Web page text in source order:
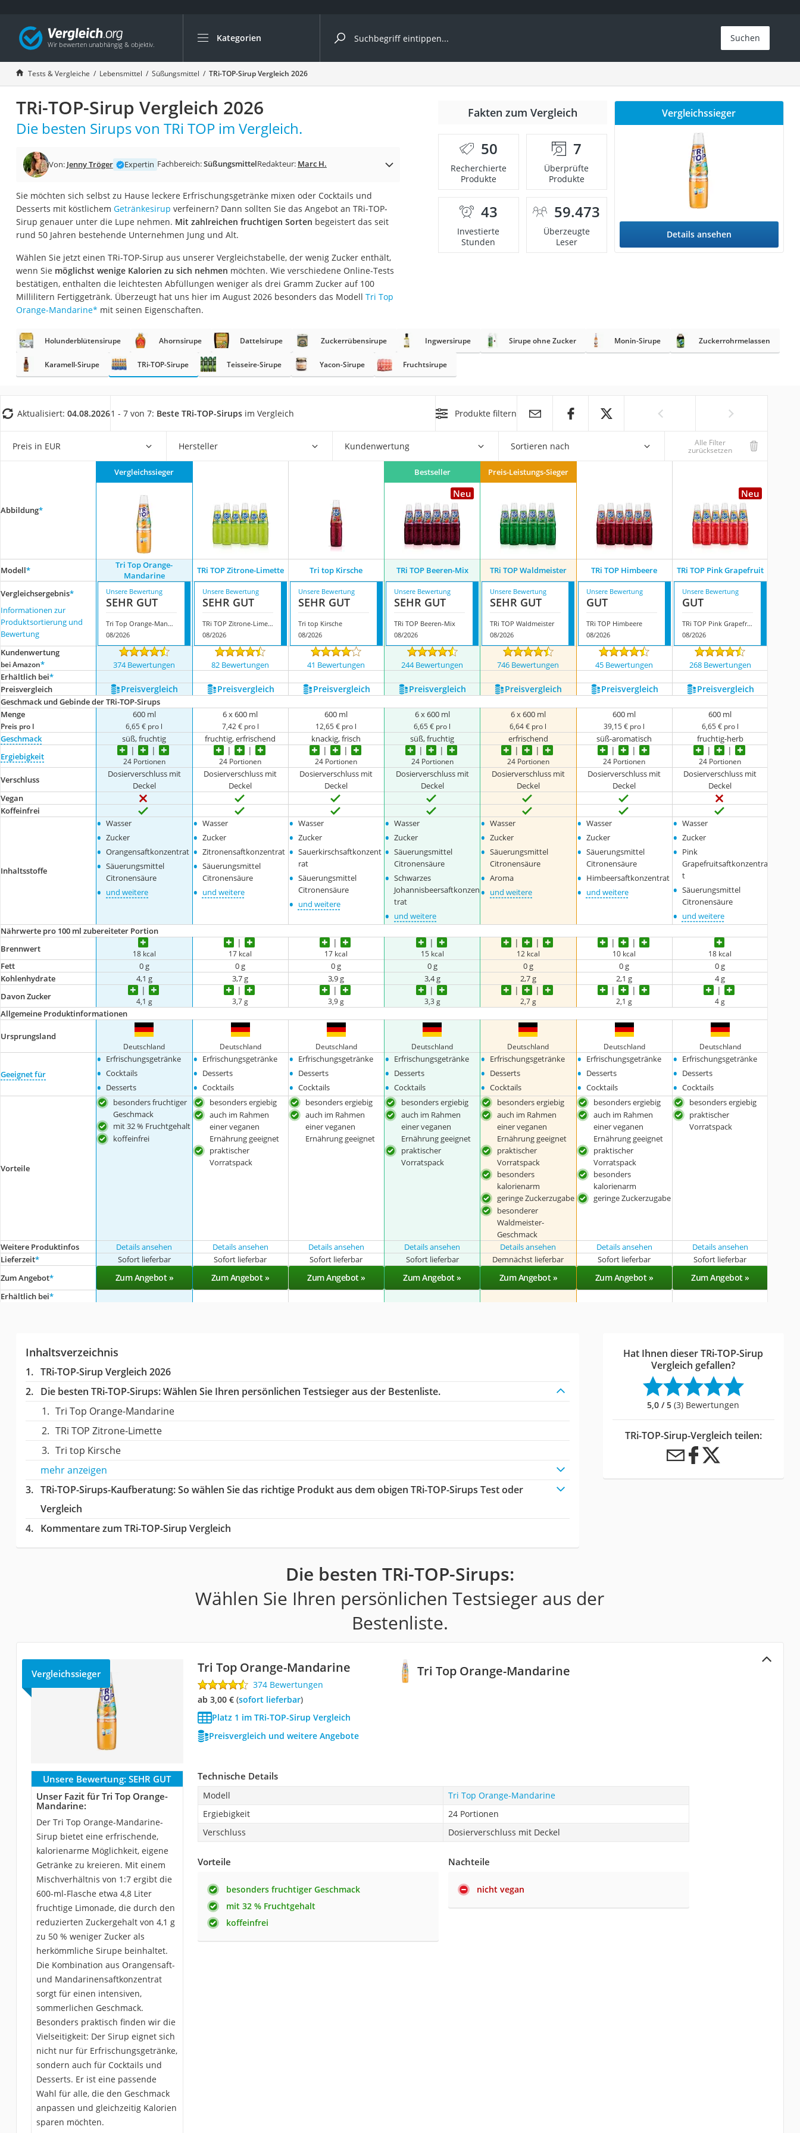
Kategorien
Die beliebtesten Vergleiche nach Kategorie
Lebensmittel
Schwarzkümmelöl
Knäckebrot
Schwarzkümmelöl-Kapseln
Eiklar
Balsamico-Essig
Schwarzkümmelöl bio
Sardinen
Honig
Gemüsebrühe
Eiskaffee-Pulver
Irischer Whiskey
Grapefruitkernextrakt
Matcha-Set
Sojasauce
Trüffelöl
Müsli ohne Zuckerzusatz
Service
Suchen
Tests & Vergleiche Lebensmittel Süßungsmittel TRi-TOP-Sirup Vergleich 2026
TRi-TOP-Sirup Vergleich 2026
Die besten Sirups von TRi TOP im Vergleich.
Von: Jenny Tröger Expertin Fachbereich:SüßungsmittelRedakteur: Marc H.
Sie möchten sich selbst zu Hause leckere Erfrischungsgetränke mixen oder Cocktails und
Desserts mit köstlichem Getränkesirup verfeinern? Dann sollten Sie das Angebot an TRi-TOP-
Sirup genauer unter die Lupe nehmen. Mit zahlreichen fruchtigen Sorten begeistert das seit
rund 50 Jahren bestehende Unternehmen Jung und Alt.
Wählen Sie jetzt einen TRi-TOP-Sirup aus unserer Vergleichstabelle, der wenig Zucker enthält,
wenn Sie möglichst wenige Kalorien zu sich nehmen möchten. Wie verschiedene Online-Tests
bestätigen, enthalten die leichtesten Abfüllungen weniger als drei Gramm Zucker auf 100
Millilitern Fertiggetränk. Überzeugt hat uns hier im August 2026 besonders das Modell Tri Top
Orange-Mandarine* mit seinen Eigenschaften.
Fakten zum Vergleich
50
Recherchierte
Produkte
7
Überprüfte
Produkte
43
Investierte
Stunden
59.473
Überzeugte
Leser
Vergleichssieger
Details ansehen
Holunderblütensirupe Ahornsirupe Dattelsirupe Zuckerrübensirupe Ingwersirupe Sirupe ohne Zucker Monin-Sirupe Zuckerrohrmelassen
Karamell-Sirupe TRi-TOP-Sirupe Teisseire-Sirupe Yacon-Sirupe Fruchtsirupe
Aktualisiert: 04.08.20261 - 7 von 7: Beste TRi-TOP-Sirups im Vergleich Produkte filtern
Preis in EUR Hersteller Kundenwertung Sortieren nach Alle Filter
zurücksetzen
Abbildung*
Vergleichssieger Bestseller
Neu
Preis-Leistungs-Sieger
Neu
Modell*
Tri Top Orange-
Mandarine
TRi TOP Zitrone-Limette Tri top Kirsche TRi TOP Beeren-Mix TRi TOP Waldmeister TRi TOP Himbeere TRi TOP Pink Grapefruit
Vergleichsergebnis*
Informationen zur
Produktsortierung und
Bewertung
Unsere Bewertung
SEHR GUT
Tri Top Orange-Mandarine
08/2026
Unsere Bewertung
SEHR GUT
TRi TOP Zitrone-Limette
08/2026
Unsere Bewertung
SEHR GUT
Tri top Kirsche
08/2026
Unsere Bewertung
SEHR GUT
TRi TOP Beeren-Mix
08/2026
Unsere Bewertung
SEHR GUT
TRi TOP Waldmeister
08/2026
Unsere Bewertung
GUT
TRi TOP Himbeere
08/2026
Unsere Bewertung
GUT
TRi TOP Pink Grapefruit
08/2026
Kundenwertung
bei Amazon* 374 Bewertungen 82 Bewertungen 41 Bewertungen 244 Bewertungen 746 Bewertungen 45 Bewertungen
268 Bewertungen
Erhältlich bei*
Preis­vergleich
Preis­vergleich Preis­vergleich Preis­vergleich Preis­vergleich Preis­vergleich Preis­vergleich Preis­vergleich
Geschmack und Gebinde der TRi-TOP-Sirups
Menge
Preis pro l
600 ml
6,65 € pro l
6 x 600 ml
7,42 € pro l
600 ml
12,65 € pro l
6 x 600 ml
6,65 € pro l
6 x 600 ml
6,64 € pro l
600 ml
39,15 € pro l
600 ml
6,65 € pro l
Geschmack süß, fruchtig fruchtig, erfrischend knackig, frisch süß, fruchtig erfrischend süß-aromatisch
fruchtig-herb
Ergiebigkeit
24 Portionen 24 Portionen 24 Portionen 24 Portionen 24 Portionen 24 Portionen 24 Portionen
Verschluss
Dosierverschluss mit
Deckel
Dosierverschluss mit
Deckel
Dosierverschluss mit
Deckel
Dosierverschluss mit
Deckel
Dosierverschluss mit
Deckel
Dosierverschluss mit
Deckel
Dosierverschluss mit
Deckel
Vegan
Koffeinfrei
Inhaltsstoffe
• Wasser
• Zucker
• Orangensaftkonzentrat
• Säuerungsmittel
Citronensäure
• und weitere
• Wasser
• Zucker
• Zitronensaftkonzentrat
• Säuerungsmittel
Citronensäure
• und weitere
• Wasser
• Zucker
• Sauerkirschsaftkonzent
rat
• Säuerungsmittel
Citronensäure
• und weitere
• Wasser
• Zucker
• Säuerungsmittel
Citronensäure
• Schwarzes
Johannisbeersaftkonzen
trat
• und weitere
• Wasser
• Zucker
• Säuerungsmittel
Citronensäure
• Aroma
• und weitere
• Wasser
• Zucker
• Säuerungsmittel
Citronensäure
• Himbeersaftkonzentrat
• und weitere
• Wasser
• Zucker
• Pink
Grapefruitsaftkonzentra
t
• Säuerungsmittel
Citronensäure
• und weitere
Nährwerte pro 100 ml zubereiteter Portion
Brennwert
18 kcal 17 kcal 17 kcal 15 kcal 12 kcal 10 kcal 18 kcal
Fett 0 g 0 g 0 g 0 g 0 g 0 g
0 g
Kohlenhydrate
4,1 g 3,7 g 3,9 g 3,4 g 2,7 g 2,1 g
4 g
Davon Zucker
4,1 g 3,7 g 3,9 g 3,3 g 2,7 g 2,1 g 4 g
Allgemeine Produktinformationen
Ursprungsland
Deutschland Deutschland Deutschland Deutschland Deutschland Deutschland Deutschland
Geeignet für
• Erfrischungsgetränke
• Cocktails
• Desserts
• Erfrischungsgetränke
• Desserts
• Cocktails
• Erfrischungsgetränke
• Desserts
• Cocktails
• Erfrischungsgetränke
• Desserts
• Cocktails
• Erfrischungsgetränke
• Desserts
• Cocktails
• Erfrischungsgetränke
• Desserts
• Cocktails
• Erfrischungsgetränke
• Desserts
• Cocktails
Vorteile
besonders fruchtiger
Geschmack
mit 32 % Fruchtgehalt
koffeinfrei
besonders ergiebig
auch im Rahmen
einer veganen
Ernährung geeignet
praktischer
Vorratspack
besonders ergiebig
auch im Rahmen
einer veganen
Ernährung geeignet
besonders ergiebig
auch im Rahmen
einer veganen
Ernährung geeignet
praktischer
Vorratspack
besonders ergiebig
auch im Rahmen
einer veganen
Ernährung geeignet
praktischer
Vorratspack
besonders
kalorienarm
geringe Zuckerzugabe
besonderer
Waldmeister-
Geschmack
besonders ergiebig
auch im Rahmen
einer veganen
Ernährung geeignet
praktischer
Vorratspack
besonders
kalorienarm
geringe Zuckerzugabe
besonders ergiebig
praktischer
Vorratspack
Weitere Produktinfos Details ansehen Details ansehen Details ansehen Details ansehen Details ansehen Details ansehen
Details ansehen
Lieferzeit* Sofort lieferbar Sofort lieferbar Sofort lieferbar Sofort lieferbar Demnächst lieferbar Sofort lieferbar
Sofort lieferbar
Zum Angebot* Zum Angebot » Zum Angebot » Zum Angebot » Zum Angebot » Zum Angebot » Zum Angebot » Zum Angebot »
Erhältlich bei*
Inhaltsverzeichnis
TRi-TOP-Sirup Vergleich 2026
Die besten TRi-TOP-Sirups:Wählen Sie Ihren persönlichen Testsieger aus der Bestenliste.
Tri Top Orange-Mandarine
TRi TOP Zitrone-Limette
Tri top Kirsche
mehr anzeigen
TRi-TOP-Sirups-Kaufberatung: So wählen Sie das richtige Produkt aus dem obigen TRi-TOP-Sirups Test oder
Vergleich
Kommentare zum TRi-TOP-Sirup Vergleich
Hat Ihnen dieser TRi-TOP-Sirup
Vergleich gefallen?
5,0 / 5 (3) Bewertungen
TRi-TOP-Sirup-Vergleich teilen:
Die besten TRi-TOP-Sirups:
Wählen Sie Ihren persönlichen Testsieger aus der
Bestenliste.
Tri Top Orange-Mandarine
Vergleichssieger Tri Top Orange-Mandarine
374 Bewertungen
ab 3,00 €( Sofort lieferbar)
Platz 1 im TRi-TOP-Sirup Vergleich
Preisvergleich und weitere Angebote
Unsere Bewertung: SEHR GUT
Unser Fazit für Tri Top Orange-
Mandarine:
Der Tri Top Orange-Mandarine-
Sirup bietet eine erfrischende,
kalorienarme Möglichkeit, eigene
Getränke zu kreieren. Mit einem
Mischverhältnis von 1:7 ergibt die
600-ml-Flasche etwa 4,8 Liter
fruchtige Limonade, die durch den
reduzierten Zuckergehalt von 4,1 g
zu 50 % weniger Zucker als
herkömmliche Sirupe beinhaltet.
Die Kombination aus Orangensaft-
und Mandarinensaftkonzentrat
sorgt für einen intensiven,
sommerlichen Geschmack.
Besonders praktisch finden wir die
Vielseitigkeit: Der Sirup eignet sich
nicht nur für Erfrischungsgetränke,
sondern auch für Cocktails und
Desserts. Er ist eine passende
Wahl für alle, die den Geschmack
anpassen und gleichzeitig Kalorien
sparen möchten.
Technische Details
Modell
Tri Top Orange-Mandarine
Ergiebigkeit
24 Portionen
Verschluss
Dosierverschluss mit Deckel
Vorteile
besonders fruchtiger Geschmack
mit 32 % Fruchtgehalt
koffeinfrei
Nachteile
nicht vegan